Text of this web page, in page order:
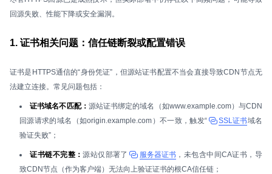
回源失败、性能下降或安全漏洞。
1. 证书相关问题：信任链断裂或配置错误
证书是HTTPS通信的“身份凭证”，但源站证书配置不当会直接导致CDN节点无
法建立连接。常见问题包括：
证书域名不匹配： 源站证书绑定的域名（如www.example.com）与CDN
回源请求的域名（如origin.example.com）不一致，触发“
SSL证书域名
验证失败”；
证书链不完整：源站仅部署了 服务器证书 ，未包含中间CA证书，导
致CDN节点（作为客户端）无法向上验证证书的根CA信任链；